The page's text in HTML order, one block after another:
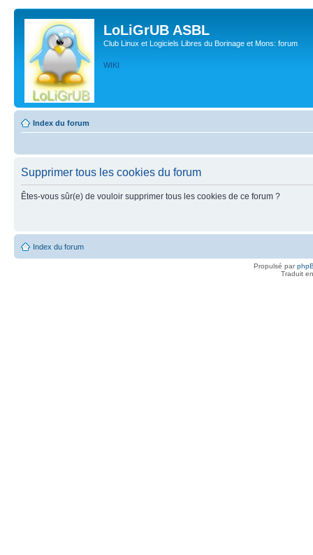
LoLiGrUB ASBL
Club Linux et Logiciels Libres du Borinage et Mons: forum
WIKI
Index du forum
Supprimer tous les cookies du forum
Êtes-vous sûr(e) de vouloir supprimer tous les cookies de ce forum ?
Index du forum
Propulsé par
Traduit